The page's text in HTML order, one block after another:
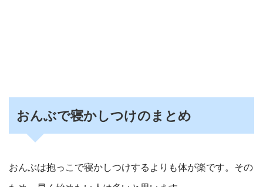
おんぶで寝かしつけのまとめ
おんぶは抱っこで寝かしつけするよりも体が楽です。その